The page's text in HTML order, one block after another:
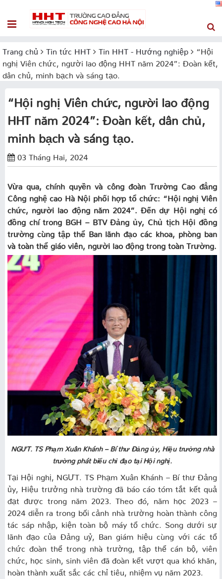
Trang chủ Tin tức HHT Tin HHT - Hướng nghiệp
“Hội
nghị Viên chức, người lao động HHT năm 2024”: Đoàn kết,
dân chủ, minh bạch và sáng tạo.
“Hội nghị Viên chức, người lao động
HHT năm 2024”: Đoàn kết, dân chủ,
minh bạch và sáng tạo.
03 Tháng Hai, 2024
Vừa qua, chính quyền và công đoàn Trường Cao đẳng
Công nghệ cao Hà Nội phối hợp tổ chức: “Hội nghị Viên
chức, người lao động năm 2024”. Đến dự Hội nghị có
đồng chí trong BGH – BTV Đảng ủy, Chủ tịch Hội đồng
trường cùng tập thể Ban lãnh đạo các khoa, phòng ban
và toàn thể giáo viên, người lao động trong toàn Trường.
NGƯT. TS Phạm Xuân Khánh – Bí thư Đảng ủy, Hiệu trưởng nhà
trường phát biểu chỉ đạo tại Hội nghị.
Tại Hội nghị, NGƯT. TS Phạm Xuân Khánh – Bí thư Đảng
ủy, Hiệu trưởng nhà trường đã báo cáo tóm tắt kết quả
đạt được trong năm 2023. Theo đó, năm học 2023 –
2024 diễn ra trong bối cảnh nhà trường hoàn thành công
tác sáp nhập, kiện toàn bộ máy tổ chức. Song dưới sự
lãnh đạo của Đảng uỷ, Ban giám hiệu cùng với các tổ
chức đoàn thể trong nhà trường, tập thể cán bộ, viên
chức, học sinh, sinh viên đã đoàn kết vượt qua khó khăn,
hoàn thành xuất sắc các chỉ tiêu, nhiệm vụ năm 2023.